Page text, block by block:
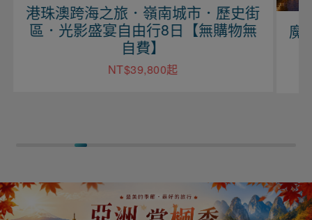
之旅．嶺南城市．歷史街
宴自由行8日【無購物無
魔力江西、望仙